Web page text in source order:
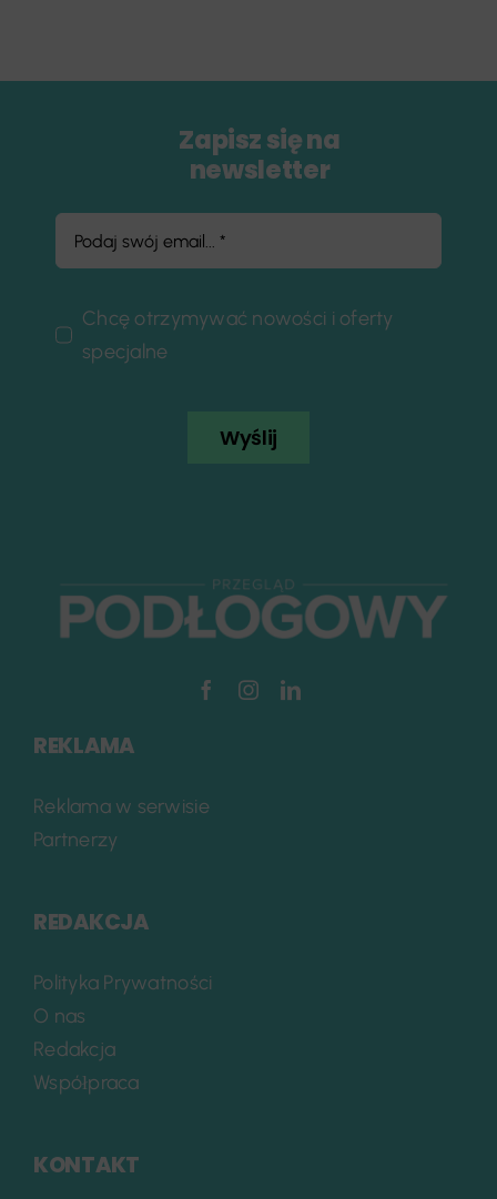
Zapisz się na
newsletter
Chcę otrzymywać nowości i oferty
specjalne
Wyślij
REKLAMA
Reklama w serwisie
Partnerzy
REDAKCJA
Polityka Prywatności
O nas
Redakcja
Współpraca
KONTAKT